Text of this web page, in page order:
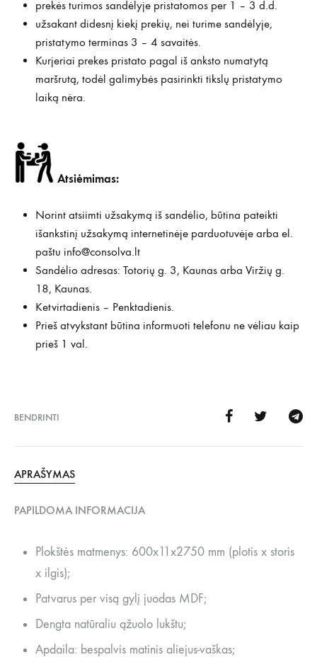
prekės turimos sandėlyje pristatomos per 1 – 3 d.d.
užsakant didesnį kiekį prekių, nei turime sandėlyje,
pristatymo terminas 3 – 4 savaitės.
Kurjeriai prekes pristato pagal iš anksto numatytą
maršrutą, todėl galimybės pasirinkti tikslų pristatymo
laiką nėra.
Atsiėmimas:
Norint atsiimti užsakymą iš sandėlio, būtina pateikti
išankstinį užsakymą internetinėje parduotuvėje arba el.
paštu info@consolva.lt
Sandėlio adresas: Totorių g. 3, Kaunas arba Viržių g.
18, Kaunas.
Ketvirtadienis – Penktadienis.
Prieš atvykstant būtina informuoti telefonu ne vėliau kaip
prieš 1 val.
BENDRINTI
APRAŠYMAS
PAPILDOMA INFORMACIJA
Plokštės matmenys: 600x11x2750 mm (plotis x storis
x ilgis);
Patvarus per visą gylį juodas MDF;
Dengta natūraliu ąžuolo lukštu;
Apdaila: bespalvis matinis aliejus-vaškas;